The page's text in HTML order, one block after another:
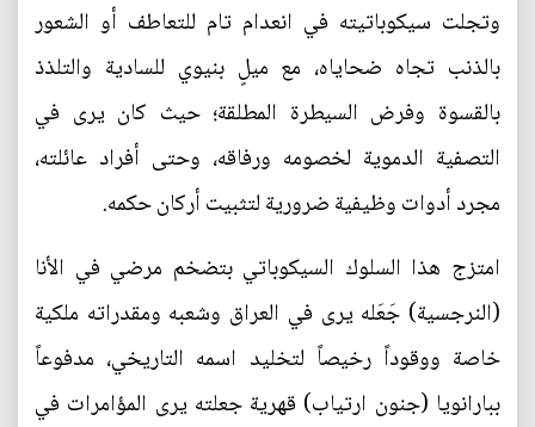
وتجلت سيكوباتيته في انعدام تام للتعاطف أو الشعور
بالذنب تجاه ضحاياه، مع ميلٍ بنيوي للسادية والتلذذ
بالقسوة وفرض السيطرة المطلقة؛ حيث كان يرى في
التصفية الدموية لخصومه ورفاقه، وحتى أفراد عائلته،
مجرد أدوات وظيفية ضرورية لتثبيت أركان حكمه.
امتزج هذا السلوك السيكوباتي بتضخم مرضي في الأنا
(النرجسية) جَعَله يرى في العراق وشعبه ومقدراته ملكية
خاصة ووقوداً رخيصاً لتخليد اسمه التاريخي، مدفوعاً
ببارانويا (جنون ارتياب) قهرية جعلته يرى المؤامرات في